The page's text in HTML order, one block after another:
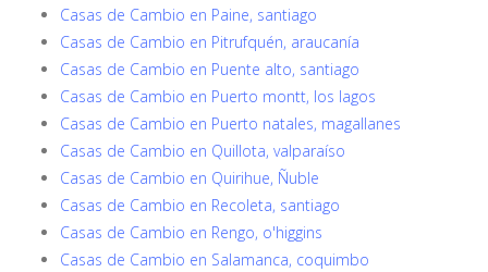
Casas de Cambio en Paine, santiago
Casas de Cambio en Pitrufquén, araucanía
Casas de Cambio en Puente alto, santiago
Casas de Cambio en Puerto montt, los lagos
Casas de Cambio en Puerto natales, magallanes
Casas de Cambio en Quillota, valparaíso
Casas de Cambio en Quirihue, Ñuble
Casas de Cambio en Recoleta, santiago
Casas de Cambio en Rengo, o'higgins
Casas de Cambio en Salamanca, coquimbo